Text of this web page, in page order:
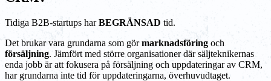
Tidiga B2B-startups harBEGRÄNSAD tid.
Det brukar vara grundarna som görmarknadsföring och
försäljning. Jämfört med större organisationer där säljteknikernas
enda jobb är att fokusera på försäljning och uppdateringar av CRM,
har grundarna inte tid för uppdateringarna, överhuvudtaget.